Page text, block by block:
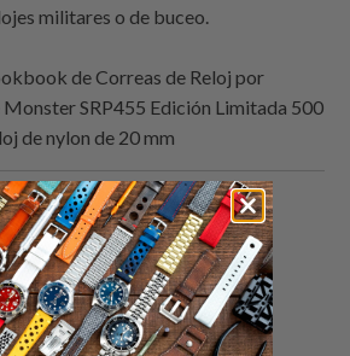
militares o de buceo.
de Correas de Reloj por
Monster SRP455 Edición Limitada 500
de nylon de 20 mm
Comparte
esto
en
Facebook
Compartir
esto
en
Pinterest
Email
this
to
a
friend
las correas